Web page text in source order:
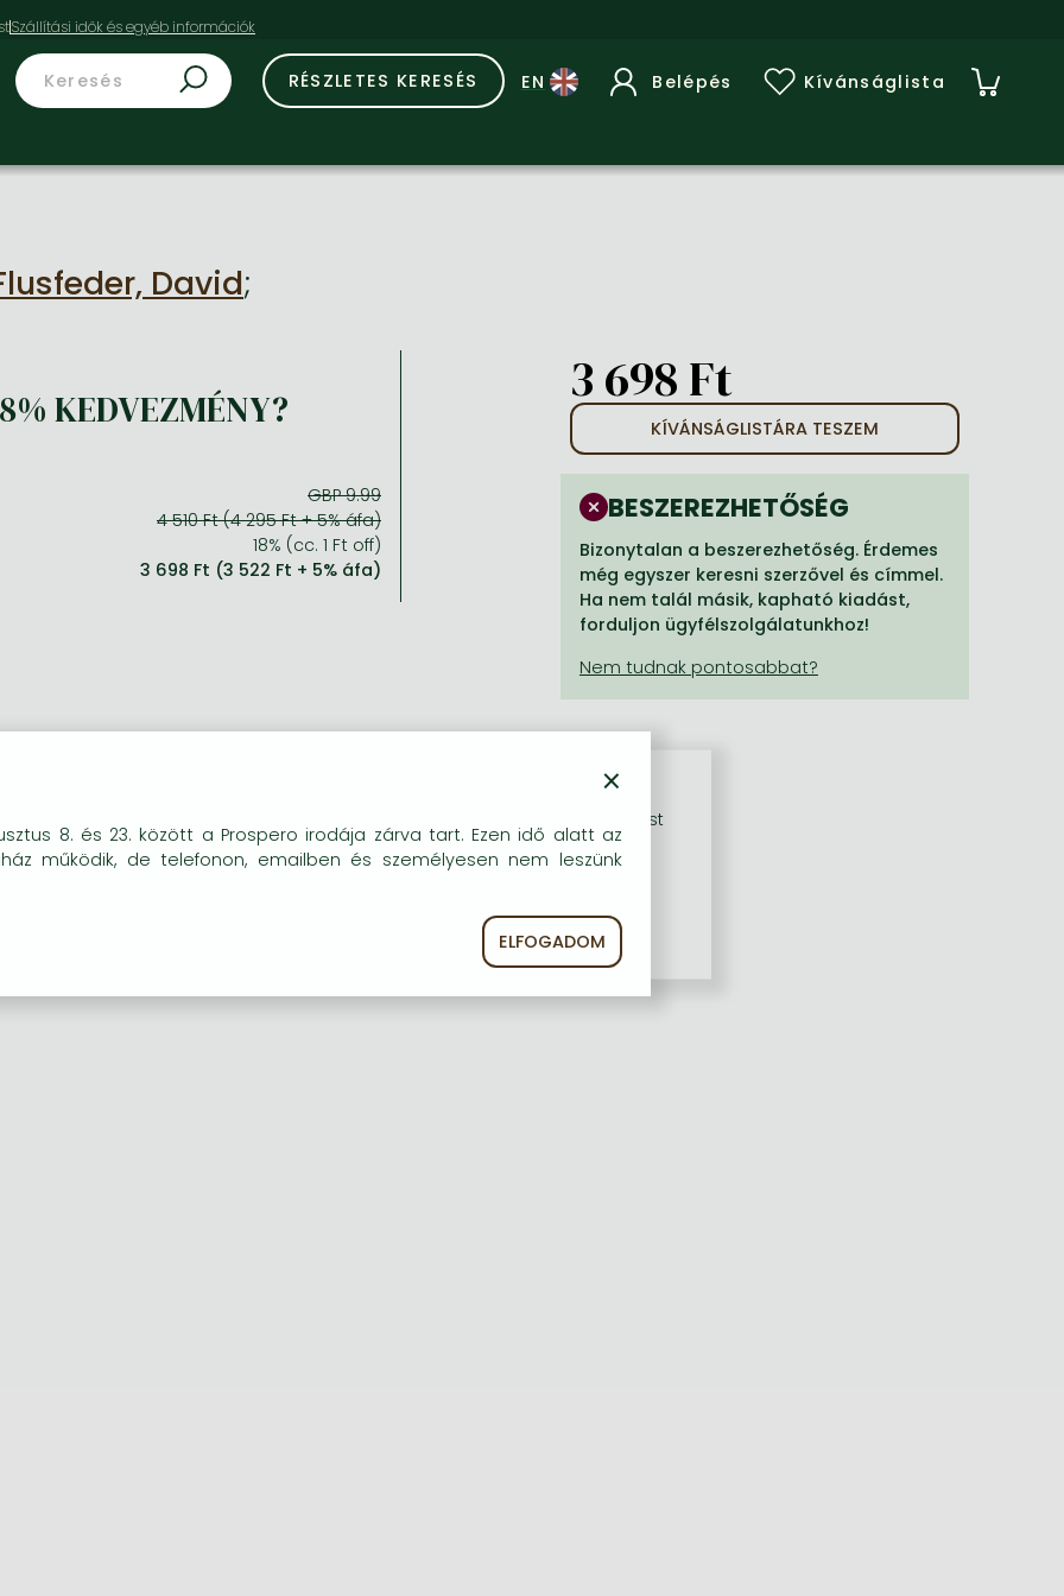
RÉSZLETES KERESÉS Belépés Kívánságlista
David;
KEDVEZMÉNY?
GBP 9.99
4 510 Ft (4 295 Ft + 5% áfa)
18% (cc. 1 Ft off)
3 698 Ft (3 522 Ft + 5% áfa)
3 698 Ft
KÍVÁNSÁGLISTÁRA TESZEM
BESZEREZHETŐSÉG
Bizonytalan a beszerezhetőség. Érdemes
még egyszer keresni szerzővel és címmel.
Ha nem talál másik, kapható kiadást,
forduljon ügyfélszolgálatunkhoz!
×
8. és 23. között a Prospero irodája zárva tart. Ezen idő alatt az
működik, de telefonon, emailben és személyesen nem leszünk
ELFOGADOM
kat (sütiket) használunk, melyek célja, hogy teljesebb körű szolgáltatást
részére.